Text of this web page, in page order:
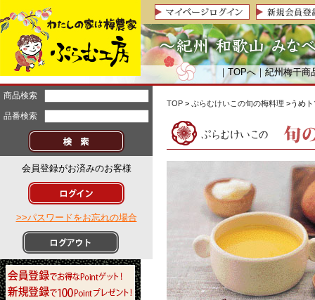
｜TOPへ｜紀州梅干商
商品検索
品番検索
会員登録がお済みのお客様
>>パスワードをお忘れの場合
TOP > ぷらむけいこの旬の梅料理 >うめ